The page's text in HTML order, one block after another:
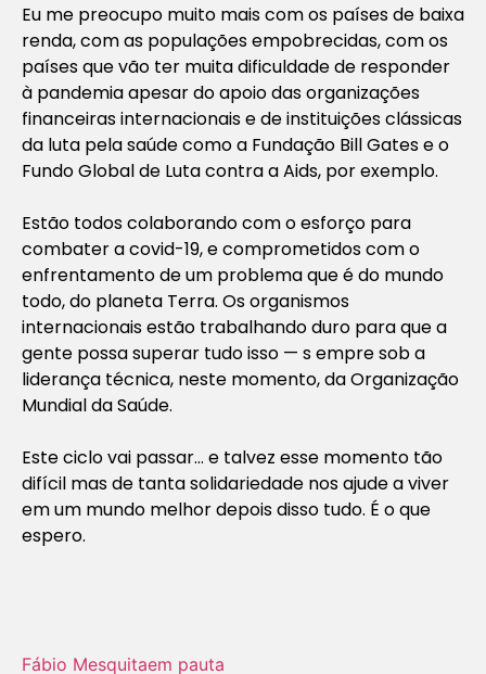
Eu me preocupo muito mais com os países de baixa
renda, com as populações empobrecidas, com os
países que vão ter muita dificuldade de responder
à pandemia apesar do apoio das organizações
financeiras internacionais e de instituições clássicas
da luta pela saúde como a Fundação Bill Gates e o
Fundo Global de Luta contra a Aids, por exemplo.
Estão todos colaborando com o esforço para
combater a covid-19, e comprometidos com o
enfrentamento de um problema que é do mundo
todo, do planeta Terra. Os organismos
internacionais estão trabalhando duro para que a
gente possa superar tudo isso — s empre sob a
liderança técnica, neste momento, da Organização
Mundial da Saúde.
Este ciclo vai passar… e talvez esse momento tão
difícil mas de tanta solidariedade nos ajude a viver
em um mundo melhor depois disso tudo. É o que
espero.
Fábio Mesquitaem pauta